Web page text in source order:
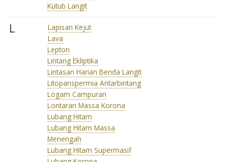
Kutub Langit
L
Lapisan Kejut
Lava
Lepton
Lintang Ekliptika
Lintasan Harian Benda Langit
Litopanspermia Antarbintang
Logam Campuran
Lontaran Massa Korona
Lubang Hitam
Lubang Hitam Massa
Menengah
Lubang Hitam Supermasif